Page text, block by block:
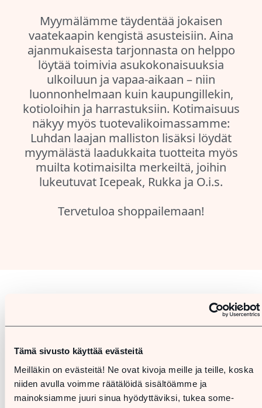
Tämä sivusto käyttää evästeitä
Meilläkin on evästeitä! Ne ovat kivoja meille ja teille, koska
niiden avulla voimme räätälöidä sisältöämme ja
mainoksiamme juuri sinua hyödyttäviksi, tukea some-
Myymälämme täydentää jokaisen
vaatekaapin kengistä asusteisiin. Aina
ajanmukaisesta tarjonnasta on helppo
löytää toimivia asukokonaisuuksia
ulkoiluun ja vapaa-aikaan – niin
luonnonhelmaan kuin kaupungillekin,
kotioloihin ja harrastuksiin. Kotimaisuus
näkyy myös tuotevalikoimassamme:
Luhdan laajan malliston lisäksi löydät
myymälästä laadukkaita tuotteita myös
muilta kotimaisilta merkeiltä, joihin
lukeutuvat Icepeak, Rukka ja O.i.s.
Tervetuloa shoppailemaan!